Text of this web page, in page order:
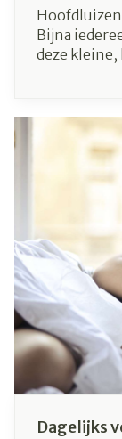
Bijna
deze kleine,
Luizen zijn
kunnen
Wat zijn
voorkomen
bezoek
Dagelijks